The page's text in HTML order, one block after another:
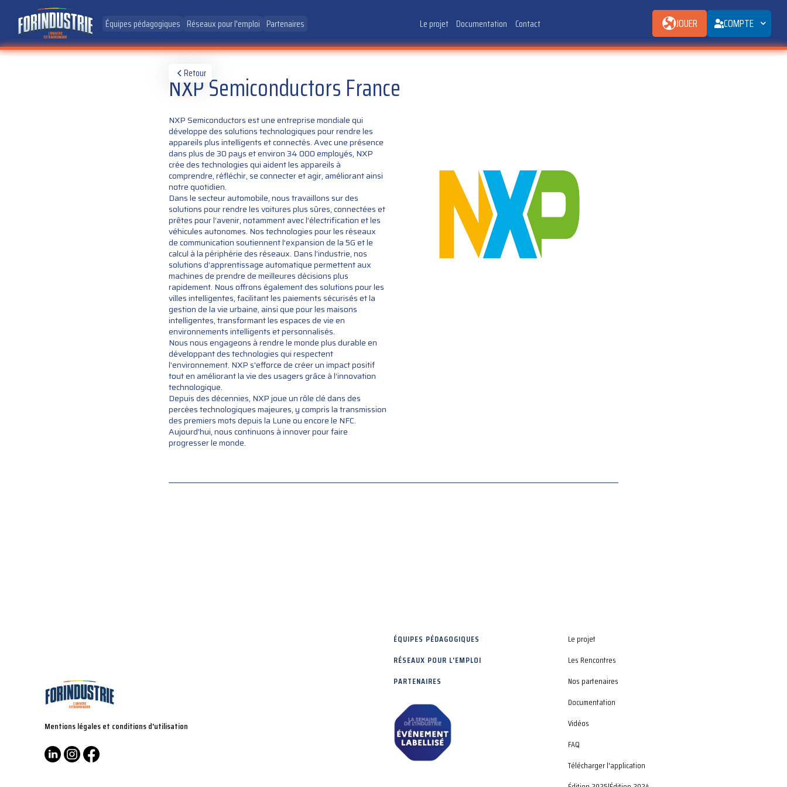
Équipes pédagogiques Réseaux pour l'emploi Partenaires Le projet Documentation Contact JOUER COMPTE
Retour
NXP Semiconductors France
NXP Semiconductors est une entreprise mondiale qui
développe des solutions technologiques pour rendre les
appareils plus intelligents et connectés. Avec une présence
dans plus de 30 pays et environ 34 000 employés, NXP
crée des technologies qui aident les appareils à
comprendre, réfléchir, se connecter et agir, améliorant ainsi
notre quotidien.
Dans le secteur automobile, nous travaillons sur des
solutions pour rendre les voitures plus sûres, connectées et
prêtes pour l’avenir, notamment avec l’électrification et les
véhicules autonomes. Nos technologies pour les réseaux
de communication soutiennent l’expansion de la 5G et le
calcul à la périphérie des réseaux. Dans l’industrie, nos
solutions d’apprentissage automatique permettent aux
machines de prendre de meilleures décisions plus
rapidement. Nous offrons également des solutions pour les
villes intelligentes, facilitant les paiements sécurisés et la
gestion de la vie urbaine, ainsi que pour les maisons
intelligentes, transformant les espaces de vie en
environnements intelligents et personnalisés.
Nous nous engageons à rendre le monde plus durable en
développant des technologies qui respectent
l’environnement. NXP s'efforce de créer un impact positif
tout en améliorant la vie des usagers grâce à l’innovation
technologique.
Depuis des décennies, NXP joue un rôle clé dans des
percées technologiques majeures, y compris la transmission
des premiers mots depuis la Lune ou encore le NFC.
Aujourd'hui, nous continuons à innover pour faire
progresser le monde.
Mentions légales et conditions d'utilisation
ÉQUIPES PÉDAGOGIQUES
RÉSEAUX POUR L'EMPLOI
PARTENAIRES
Le projet
Les Rencontres
Nos partenaires
Documentation
Vidéos
FAQ
Télécharger l'application